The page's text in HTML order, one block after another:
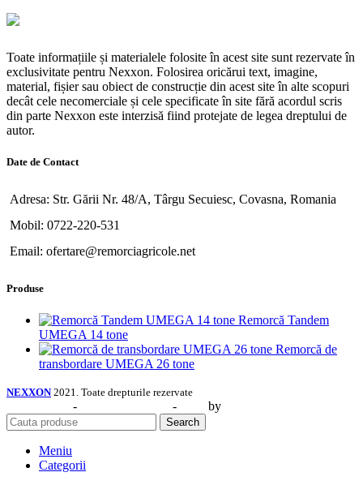
Toate informațiile și materialele folosite în acest site sunt rezervate în
exclusivitate pentru Nexxon. Folosirea oricărui text, imagine,
material, fișier sau obiect de construcție din acest site în alte scopuri
decât cele necomerciale și cele specificate în site fără acordul scris
din parte Nexxon este interzisă fiind protejate de legea dreptului de
autor.
Date de Contact
Adresa: Str. Gării Nr. 48/A, Târgu Secuiesc, Covasna, Romania
Mobil: 0722-220-531
Email: ofertare@remorciagricole.net
Produse
Remorcă Tandem
UMEGA 14 tone
Remorcă de
transbordare UMEGA 26 tone
NEXXON 2021. Toate drepturile rezervate
- - by
Search
Meniu
Categorii